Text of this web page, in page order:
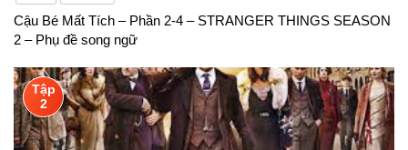
Cậu Bé Mất Tích – Phần 2-4 – STRANGER THINGS SEASON
2 – Phụ đề song ngữ
Tập
2